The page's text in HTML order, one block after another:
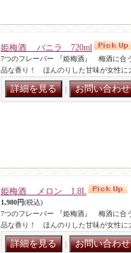
姫梅酒 バニラ 720ml
7つのフレーバー 『姫梅酒』 梅酒に合
品な香り！ ほんのりした甘味が女性に
姫梅酒 メロン 1.8L
1,980円(税込)
7つのフレーバー 『姫梅酒』 梅酒に合
品な香り！ ほんのりした甘味が女性に